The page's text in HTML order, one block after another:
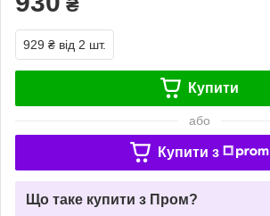
₴
929 ₴ від 2 шт.
Купити
або
Купити з
Що таке купити з Пром?